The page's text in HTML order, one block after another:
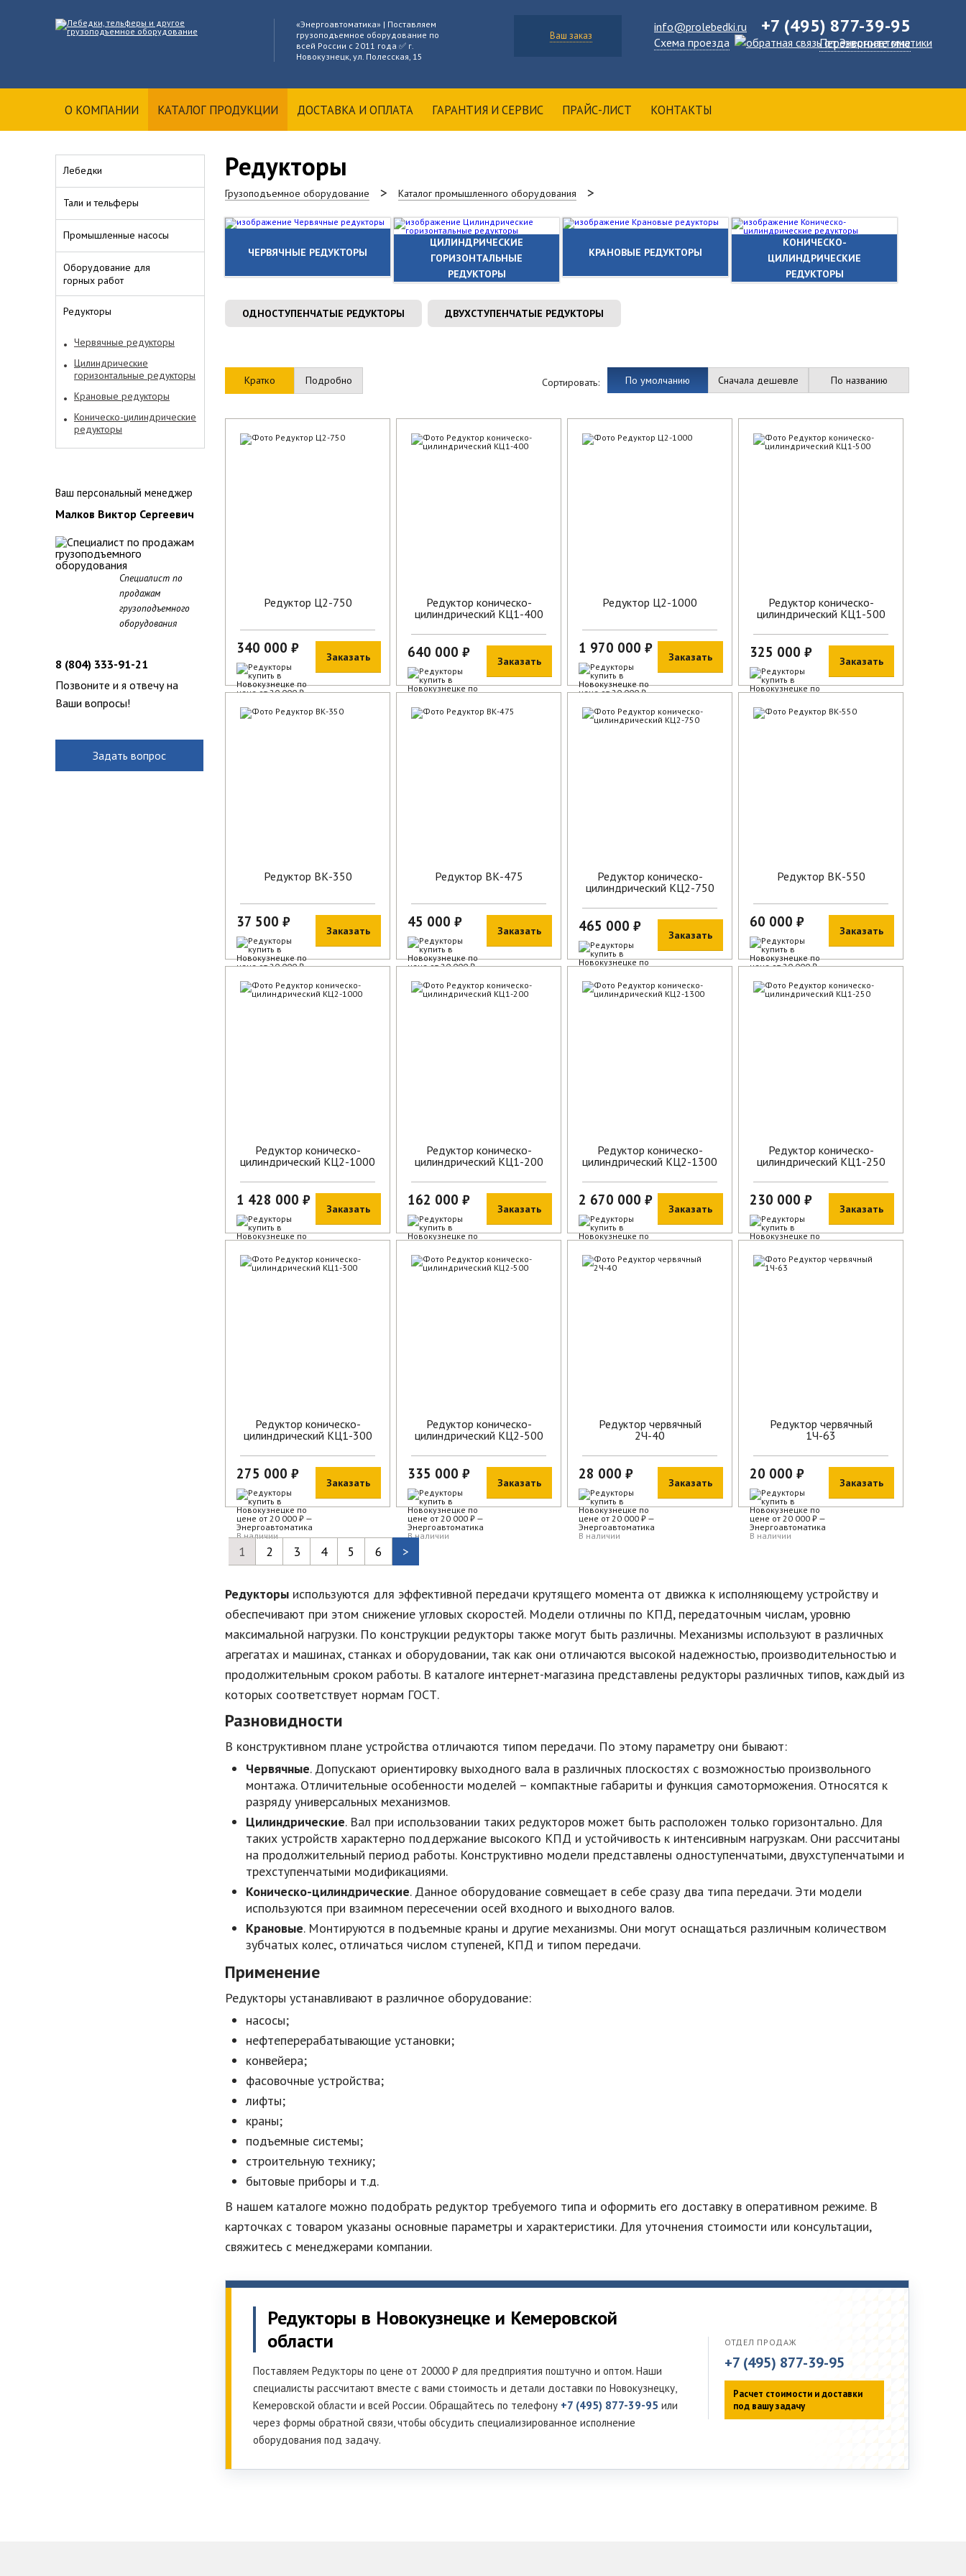
«Энергоавтоматика» | Поставляем
грузоподъемное оборудование по
всей России с 2011 года ✅ г.
Новокузнецк, ул. Полесская, 15
Ваш заказ
info@prolebedki.ru
Схема проезда
+7 (495) 877-39-95
Перезвоните мне
О КОМПАНИИ КАТАЛОГ ПРОДУКЦИИ ДОСТАВКА И ОПЛАТА ГАРАНТИЯ И СЕРВИС ПРАЙС-ЛИСТ КОНТАКТЫ
Лебедки
Тали и тельферы
Промышленные насосы
Оборудование для
горных работ
Редукторы
Червячные редукторы
Цилиндрические
горизонтальные редукторы
Крановые редукторы
Коническо-цилиндрические
редукторы
Ваш персональный менеджер
Малков Виктор Сергеевич
Специалист по
продажам
грузоподъемного
оборудования
8 (804) 333-91-21
Позвоните и я отвечу на
Ваши вопросы!
Задать вопрос
Редукторы
Грузоподъемное оборудование Каталог промышленного оборудования
ЧЕРВЯЧНЫЕ РЕДУКТОРЫ
ЦИЛИНДРИЧЕСКИЕ
ГОРИЗОНТАЛЬНЫЕ
РЕДУКТОРЫ
КРАНОВЫЕ РЕДУКТОРЫ
КОНИЧЕСКО-
ЦИЛИНДРИЧЕСКИЕ
РЕДУКТОРЫ
ОДНОСТУПЕНЧАТЫЕ РЕДУКТОРЫ ДВУХСТУПЕНЧАТЫЕ РЕДУКТОРЫ
Кратко Подробно Сортировать: По умолчанию Сначала дешевле По названию
Редуктор Ц2-750
340 000 ₽
В наличии
Заказать
Редуктор коническо-
цилиндрический КЦ1-400
640 000 ₽
В наличии
Заказать
Редуктор Ц2-1000
1 970 000 ₽
В наличии
Заказать
Редуктор коническо-
цилиндрический КЦ1-500
325 000 ₽
В наличии
Заказать
Редуктор ВК-350
37 500 ₽
В наличии
Заказать
Редуктор ВК-475
45 000 ₽
В наличии
Заказать
Редуктор коническо-
цилиндрический КЦ2-750
465 000 ₽
В наличии
Заказать
Редуктор ВК-550
60 000 ₽
В наличии
Заказать
Редуктор коническо-
цилиндрический КЦ2-1000
1 428 000 ₽
В наличии
Заказать
Редуктор коническо-
цилиндрический КЦ1-200
162 000 ₽
В наличии
Заказать
Редуктор коническо-
цилиндрический КЦ2-1300
2 670 000 ₽
В наличии
Заказать
Редуктор коническо-
цилиндрический КЦ1-250
230 000 ₽
В наличии
Заказать
Редуктор коническо-
цилиндрический КЦ1-300
275 000 ₽
В наличии
Заказать
Редуктор коническо-
цилиндрический КЦ2-500
335 000 ₽
В наличии
Заказать
Редуктор червячный
2Ч-40
28 000 ₽
В наличии
Заказать
Редуктор червячный
1Ч-63
20 000 ₽
В наличии
Заказать
1 2 3 4 5 6 >
Редукторы используются для эффективной передачи крутящего момента от движка к исполняющему устройству и
обеспечивают при этом снижение угловых скоростей. Модели отличны по КПД, передаточным числам, уровню
максимальной нагрузки. По конструкции редукторы также могут быть различны. Механизмы используют в различных
агрегатах и машинах, станках и оборудовании, так как они отличаются высокой надежностью, производительностью и
продолжительным сроком работы. В каталоге интернет-магазина представлены редукторы различных типов, каждый из
которых соответствует нормам ГОСТ.
Разновидности
В конструктивном плане устройства отличаются типом передачи. По этому параметру они бывают:
Червячные. Допускают ориентировку выходного вала в различных плоскостях с возможностью произвольного
монтажа. Отличительные особенности моделей – компактные габариты и функция самоторможения. Относятся к
разряду универсальных механизмов.
Цилиндрические. Вал при использовании таких редукторов может быть расположен только горизонтально. Для
таких устройств характерно поддержание высокого КПД и устойчивость к интенсивным нагрузкам. Они рассчитаны
на продолжительный период работы. Конструктивно модели представлены одноступенчатыми, двухступенчатыми и
трехступенчатыми модификациями.
Коническо-цилиндрические. Данное оборудование совмещает в себе сразу два типа передачи. Эти модели
используются при взаимном пересечении осей входного и выходного валов.
Крановые. Монтируются в подъемные краны и другие механизмы. Они могут оснащаться различным количеством
зубчатых колес, отличаться числом ступеней, КПД и типом передачи.
Применение
Редукторы устанавливают в различное оборудование:
насосы;
нефтеперерабатывающие установки;
конвейера;
фасовочные устройства;
лифты;
краны;
подъемные системы;
строительную технику;
бытовые приборы и т.д.
В нашем каталоге можно подобрать редуктор требуемого типа и оформить его доставку в оперативном режиме. В
карточках с товаром указаны основные параметры и характеристики. Для уточнения стоимости или консультации,
свяжитесь с менеджерами компании.
Редукторы в Новокузнецке и Кемеровской
области
Поставляем Редукторы по цене от 20000 ₽ для предприятия поштучно и оптом. Наши
специалисты рассчитают вместе с вами стоимость и детали доставки по Новокузнецку,
Кемеровской области и всей России. Обращайтесь по телефону +7 (495) 877-39-95 или
через формы обратной связи, чтобы обсудить специализированное исполнение
оборудования под задачу.
ОТДЕЛ ПРОДАЖ
+7 (495) 877-39-95
Расчет стоимости и доставки
под вашу задачу